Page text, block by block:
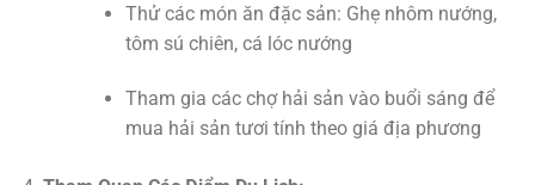
Thử các món ăn đặc sản: Ghẹ nhôm nướng,
tôm sú chiên, cá lóc nướng
Tham gia các chợ hải sản vào buổi sáng để
mua hải sản tươi tính theo giá địa phương